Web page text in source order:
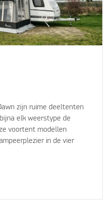
zijn ruime deeltenten
elk weerstype de
voortent modellen
in de vier